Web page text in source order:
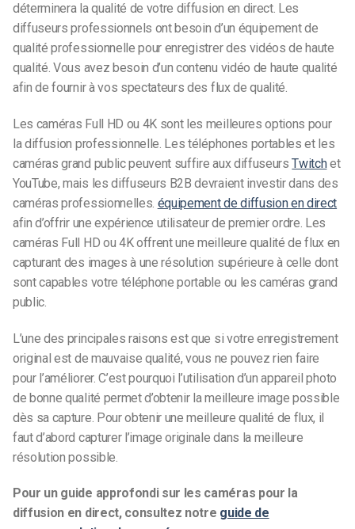
déterminera la qualité de votre diffusion en direct. Les
diffuseurs professionnels ont besoin d’un équipement de
qualité professionnelle pour enregistrer des vidéos de haute
qualité. Vous avez besoin d’un contenu vidéo de haute qualité
afin de fournir à vos spectateurs des flux de qualité.
Les caméras Full HD ou 4K sont les meilleures options pour
la diffusion professionnelle. Les téléphones portables et les
caméras grand public peuvent suffire aux diffuseursTwitchet
YouTube, mais les diffuseurs B2B devraient investir dans des
caméras professionnelles. équipement de diffusion en direct
afin d’offrir une expérience utilisateur de premier ordre. Les
caméras Full HD ou 4K offrent une meilleure qualité de flux en
capturant des images à une résolution supérieure à celle dont
sont capables votre téléphone portable ou les caméras grand
public.
L’une des principales raisons est que si votre enregistrement
original est de mauvaise qualité, vous ne pouvez rien faire
pour l’améliorer. C’est pourquoi l’utilisation d’un appareil photo
de bonne qualité permet d’obtenir la meilleure image possible
dès sa capture. Pour obtenir une meilleure qualité de flux, il
faut d’abord capturer l’image originale dans la meilleure
résolution possible.
Pour un guide approfondi sur les caméras pour la
diffusion en direct, consultez notre guide de